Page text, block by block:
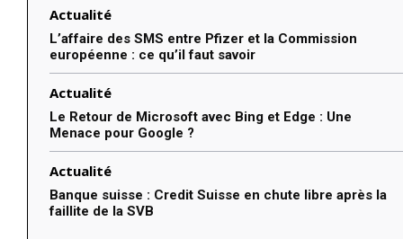
Actualité
L’affaire des SMS entre Pfizer et la Commission
européenne : ce qu’il faut savoir
Actualité
Le Retour de Microsoft avec Bing et Edge : Une
Menace pour Google ?
Actualité
Banque suisse : Credit Suisse en chute libre après la
faillite de la SVB